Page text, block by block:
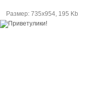
Размер: 735х954, 195 Kb